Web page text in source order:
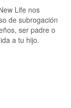
Life nos
de subrogación
ser padre o
a tu hijo.